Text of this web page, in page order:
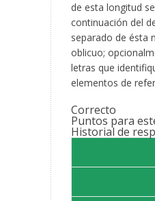
de esta longitud
continuación del
separado de ésta
oblicuo;
letras que
elementos de
Correcto
Puntos para
Historial de